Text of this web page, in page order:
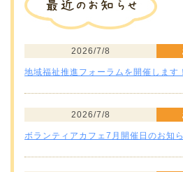
2026/7/8
地域福祉推進フォーラムを開催します！
2026/7/8
ボランティアカフェ7月開催日のお知